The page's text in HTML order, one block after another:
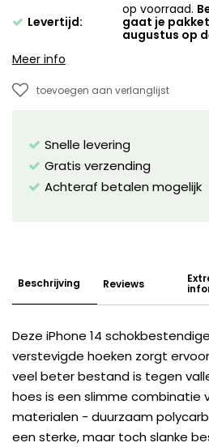
Levertijd:
op voorraad.
gaat je
augustus op
Meer info
toevoegen aan verlanglijst
Snelle levering
Gratis verzending
Achteraf betalen mogelijk
Beschrijving Reviews
Deze iPhone 14
verstevigde hoeken zorgt
veel beter bestand is tegen
hoes is een slimme combinatie
materialen - duurzaam
een sterke, maar toch slanke